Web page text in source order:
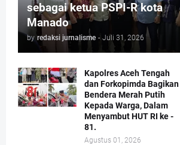
sebagai ketua PSPI-R kota
Manado
by redaksi jurnalisme - Juli 31, 2026
Kapolres Aceh Tengah
dan Forkopimda Bagikan
Bendera Merah Putih
Kepada Warga, Dalam
Menyambut HUT RI ke -
81.
Agustus 01, 2026